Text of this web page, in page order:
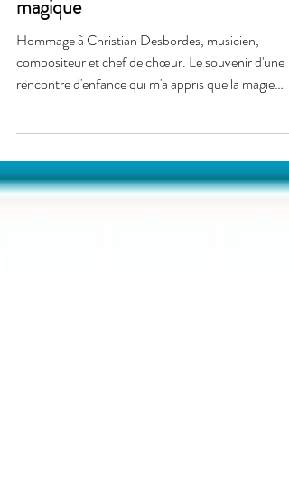
Christian Desbordes : Un souvenir
magique
Hommage à Christian Desbordes, musicien,
rencontre d'enfance qui m'a appris que la magie